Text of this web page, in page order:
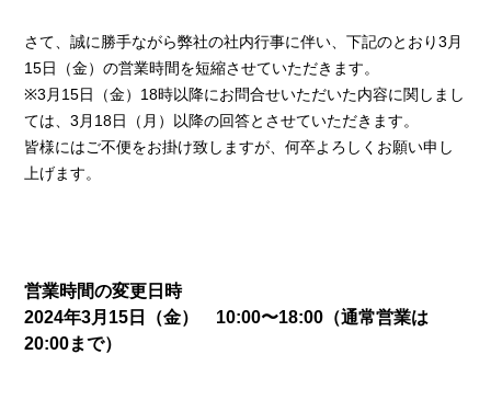
さて、誠に勝手ながら弊社の社内行事に伴い、下記のとおり3月
15日（金）の営業時間を短縮させていただきます。
※3月15日（金）18時以降にお問合せいただいた内容に関しまし
ては、3月18日（月）以降の回答とさせていただきます。
皆様にはご不便をお掛け致しますが、何卒よろしくお願い申し
上げます。
営業時間の変更日時
2024年3月15日（金） 10:00〜18:00（通常営業は
20:00まで）